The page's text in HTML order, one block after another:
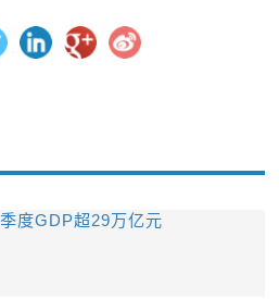
度GDP超29万亿元